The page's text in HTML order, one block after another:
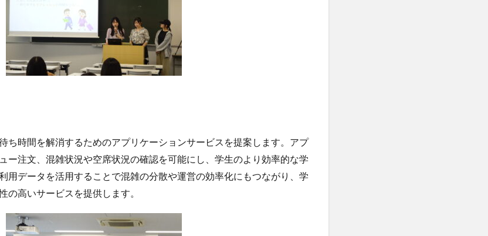
ち時間を解消するためのアプリケーションサービスを提案します。アプ
ー注文、混雑状況や空席状況の確認を可能にし、学生のより効率的な学
用データを活用することで混雑の分散や運営の効率化にもつながり、学
の高いサービスを提供します。